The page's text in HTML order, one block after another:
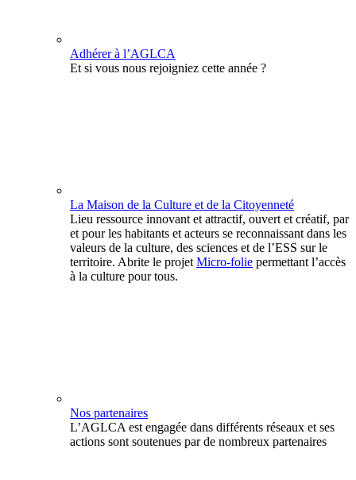
Adhérer à l’AGLCA
Et si vous nous rejoigniez cette année ?
La Maison de la Culture et de la Citoyenneté
Lieu ressource innovant et attractif, ouvert et créatif, par
et pour les habitants et acteurs se reconnaissant dans les
valeurs de la culture, des sciences et de l’ESS sur le
territoire. Abrite le projet Micro-folie permettant l’accès
à la culture pour tous.
Nos partenaires
L’AGLCA est engagée dans différents réseaux et ses
actions sont soutenues par de nombreux partenaires